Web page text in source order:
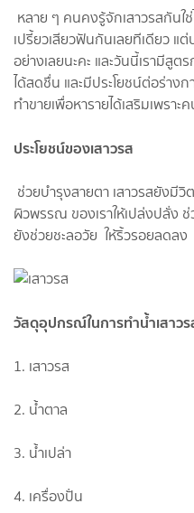
หลาย ๆ คนคงรู้จัก​เสาวรส​กันใ
เปรี้ยวเสียวฟันกันเลยทีเดียว แ
อย่างเลยนะคะ และวันนี้เรามีสูต
ได้สดชื่น​ และมีประโยชน์ต่อร่าง
ทำขายเพื่อหารายได้เสริมเพรา
ประโยชน์​ของเสาวรส​
ช่วยบำรุงสายตา​ เสาวรส​ยังมี
ผิวพรรณ​ ของเราให้เปล่งปลั่ง​ ช่
ยังช่วยชะลอวัย ให้ริ้วรอย​ลดลง​
วัสดุอุปกรณ์ในการทำน้ำเสาว
1. เสาวรส​
2. น้ำตาล
3. น้ำเปล่า​
4. เครื่อง​ปั่น​